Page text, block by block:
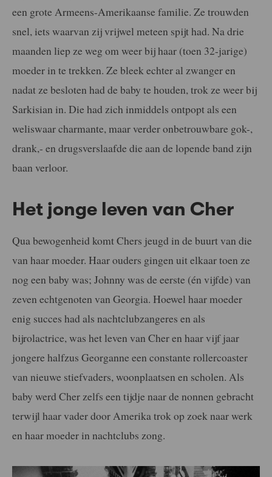
een grote Armeens-Amerikaanse familie. Ze trouwden
snel, iets waarvan zij vrijwel meteen spijt had. Na drie
maanden liep ze weg om weer bij haar (toen 32-jarige)
moeder in te trekken. Ze bleek echter al zwanger en
nadat ze besloten had de baby te houden, trok ze weer bij
Sarkisian in. Die had zich inmiddels ontpopt als een
weliswaar charmante, maar verder onbetrouwbare gok-,
drank,- en drugsverslaafde die aan de lopende band zijn
baan verloor.
Het jonge leven van Cher
Qua bewogenheid komt Chers jeugd in de buurt van die
van haar moeder. Haar ouders gingen uit elkaar toen ze
nog een baby was; Johnny was de eerste (én vijfde) van
zeven echtgenoten van Georgia. Hoewel haar moeder
enig succes had als nachtclubzangeres en als
bijrolactrice, was het leven van Cher en haar vijf jaar
jongere halfzus Georganne een constante rollercoaster
van nieuwe stiefvaders, woonplaatsen en scholen. Als
baby werd Cher zelfs een tijdje naar de nonnen gebracht
terwijl haar vader door Amerika trok op zoek naar werk
en haar moeder in nachtclubs zong.